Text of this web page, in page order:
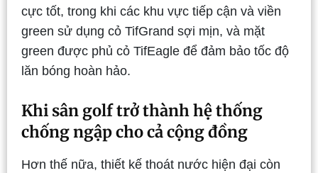
cực tốt, trong khi các khu vực tiếp cận và viền
green sử dụng cỏ TifGrand sợi mịn, và mặt
green được phủ cỏ TifEagle để đảm bảo tốc độ
lăn bóng hoàn hảo.
Khi sân golf trở thành hệ thống
chống ngập cho cả cộng đồng
Hơn thế nữa, thiết kế thoát nước hiện đại còn